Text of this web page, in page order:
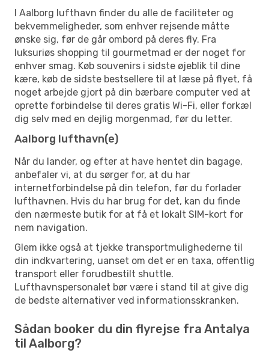
I Aalborg lufthavn finder du alle de faciliteter og
bekvemmeligheder, som enhver rejsende måtte
ønske sig, før de går ombord på deres fly. Fra
luksuriøs shopping til gourmetmad er der noget for
enhver smag. Køb souvenirs i sidste øjeblik til dine
kære, køb de sidste bestsellere til at læse på flyet, få
noget arbejde gjort på din bærbare computer ved at
oprette forbindelse til deres gratis Wi-Fi, eller forkæl
dig selv med en dejlig morgenmad, før du letter.
Aalborg lufthavn(e)
Når du lander, og efter at have hentet din bagage,
anbefaler vi, at du sørger for, at du har
internetforbindelse på din telefon, før du forlader
lufthavnen. Hvis du har brug for det, kan du finde
den nærmeste butik for at få et lokalt SIM-kort for
nem navigation.
Glem ikke også at tjekke transportmulighederne til
din indkvartering, uanset om det er en taxa, offentlig
transport eller forudbestilt shuttle.
Lufthavnspersonalet bør være i stand til at give dig
de bedste alternativer ved informationsskranken.
Sådan booker du din flyrejse fra Antalya
til Aalborg?